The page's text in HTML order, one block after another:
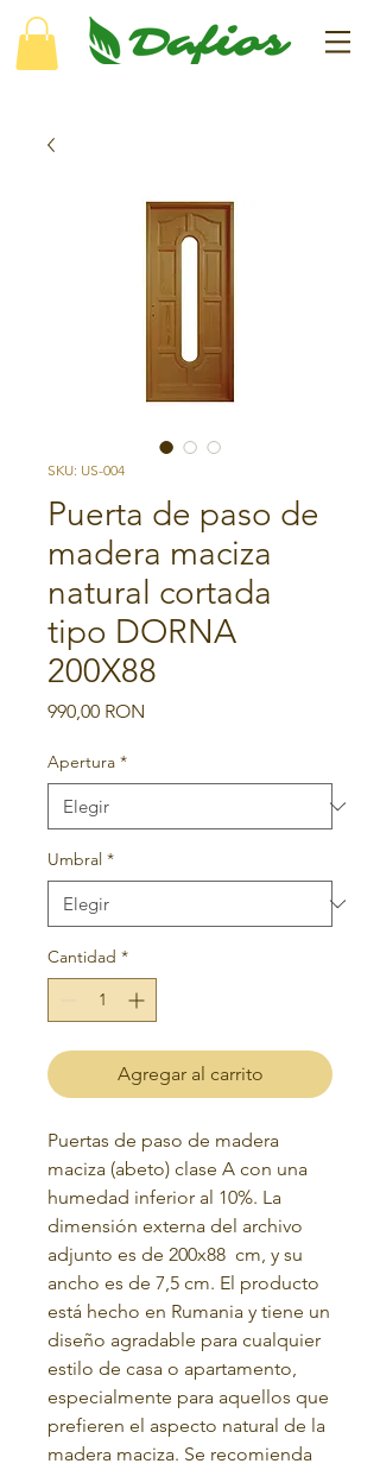
SKU: US-004
Puerta de paso de
madera maciza
natural cortada
tipo DORNA
200X88
990,00 RON
Apertura *
Umbral *
Cantidad *
Agregar al carrito
Puertas de paso de madera
maciza (abeto) clase A con una
humedad inferior al 10%. La
dimensión externa del archivo
adjunto es de 200x88 cm, y su
ancho es de 7,5 cm. El producto
está hecho en Rumania y tiene un
diseño agradable para cualquier
estilo de casa o apartamento,
especialmente para aquellos que
prefieren el aspecto natural de la
madera maciza. Se recomienda